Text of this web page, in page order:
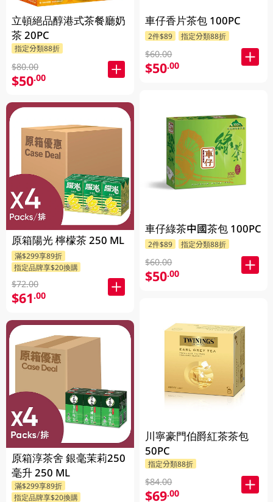
立頓絕品醇港式茶餐廳奶
茶 20PC
指定分類88折
$80.00
$50.00
原箱陽光 檸檬茶 250 ML
滿$299享89折
指定品牌享$20換購
$72.00
$61.00
原箱淳茶舍 銀毫茉莉250
毫升 250 ML
滿$299享89折
指定品牌享$20換購
車仔香片茶包 100PC
2件$89 指定分類88折
$60.00
$50.00
車仔綠茶中國茶包 100PC
2件$89 指定分類88折
$60.00
$50.00
川寧豪門伯爵紅茶茶包
50PC
指定分類88折
$84.00
$69.00